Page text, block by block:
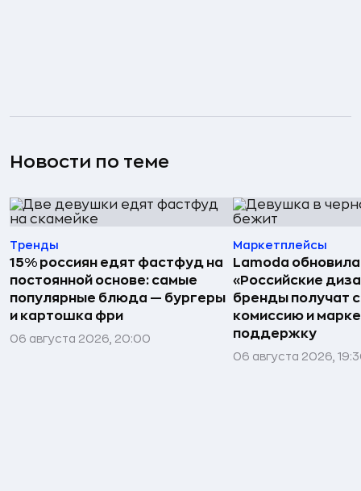
Новости по теме
Тренды
15% россиян едят фастфуд на
постоянной основе: самые
популярные блюда — бургеры
и картошка фри
06 августа 2026, 20:00
Маркетплейсы
Lamoda
«Российские
бренды получат
комиссию и
поддержку
06 августа 2026,